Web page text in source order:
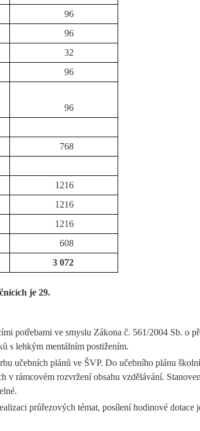
96
96
32
96
96
768
1216
1216
1216
608
3 072
je 29.
potřebami ve smyslu Zákona č. 561/2004 Sb. o
s lehkým mentálním postižením.
učebních plánů ve ŠVP. Do učebního plánu
v rámcovém rozvržení obsahu vzdělávání.
průřezových témat, posílení hodinové